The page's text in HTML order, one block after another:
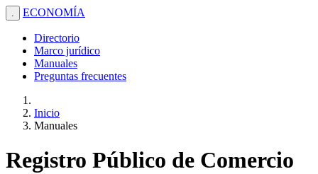
. ECONOMÍA
Directorio
Marco jurídico
Manuales
Preguntas frecuentes
Inicio
Manuales
Registro Público de Comercio